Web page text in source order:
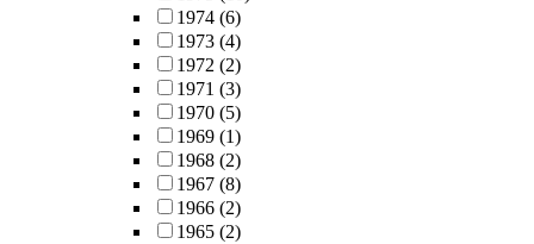
1974 (6)
1973 (4)
1972 (2)
1971 (3)
1970 (5)
1969 (1)
1968 (2)
1967 (8)
1966 (2)
1965 (2)